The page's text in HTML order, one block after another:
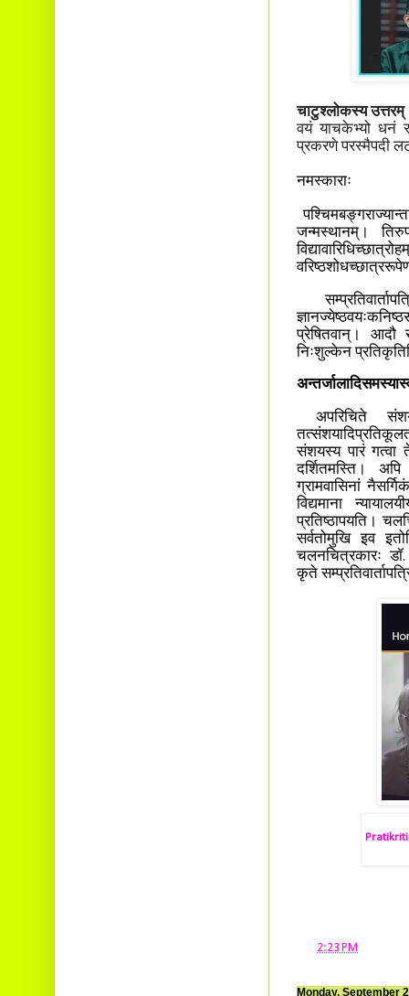
चाटुश्लोकस्य उत्तरम्
वयं याचकेभ्यो धनं
प्रकरणे परस्मैपदी
नमस्काराः
जन्मस्थानम्।
प्रेषितवान्। आदौ
निःशुल्केन
अपरिचिते
संशयस्य पारं गत्वा
दर्शितमस्ति। अपि
ग्रामवासिनां
विद्यमाना
प्रतिष्ठापयति।
सर्वतोमुखि इव
चलनचित्रकारः डाॅ.
कृते
2:23 PM
Monday, September